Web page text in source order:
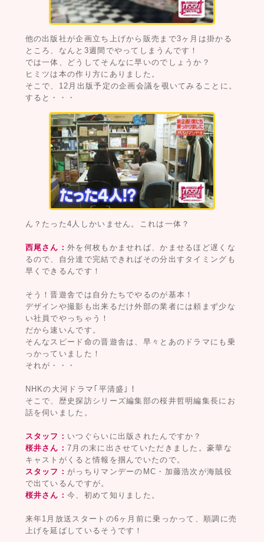
他の出版社が企画立ち上げから販売まで3ヶ月は掛かる
ところ、なんと3週間でやってしまうんです！
では一体、どうしてそんなに早いのでしょうか？
ヒミツは本の作り方にありました。
そこで、12月出版予定の企画会議を覗いてみることに。
すると・・・
ん？たった4人しかいません。これは一体？
西尾さん：外を何枚もかませれば、かませるほど遅くな
るので、自分達で完結できればその分出すタイミングも
早くできるんです！
そう！晋遊舎では自分たちでやるのが基本！
デザインや撮影も出来るだけ外部の業者には頼まず少な
い社員でやっちゃう！
だから速いんです。
そんなスピード命の晋遊舎は、早々とあのドラマにも乗
っかっていました！
それが・・・
NHKの大河ドラマ｢平清盛｣！
そこで、歴史探訪シリーズ編集部の桜井哲明編集長にお
話を伺いました。
スタッフ： いつぐらいに出版されたんですか？
桜井さん：7月の末に出させていただきました。豪華な
キャストがくると情報を掴んでいたので。
スタッフ： がっちりマンデーのMC・加藤浩次が海賊役
で出ているんですが。
桜井さん：今、初めて知りました。
来年1月放送スタートの6ヶ月前に乗っかって、順調に売
上げを延ばしているそうです！